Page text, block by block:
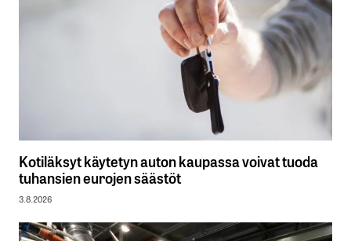
Kotiläksyt käytetyn auton kaupassa voivat tuoda
tuhansien eurojen säästöt
3.8.2026